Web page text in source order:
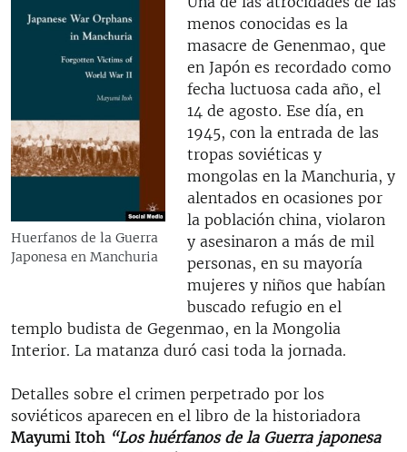
Huerfanos de la Guerra
Japonesa en Manchuria
menos conocidas es la
masacre de Genenmao, que
en Japón es recordado como
fecha luctuosa cada año, el
14 de agosto. Ese día, en
1945, con la entrada de las
tropas soviéticas y
mongolas en la Manchuria, y
alentados en ocasiones por
la población china, violaron
y asesinaron a más de mil
personas, en su mayoría
mujeres y niños que habían
buscado refugio en el
templo budista de Gegenmao, en la Mongolia
Interior. La matanza duró casi toda la jornada.
Detalles sobre el crimen perpetrado por los
soviéticos aparecen en el libro de la historiadora
Mayumi Itoh “Los huérfanos de la Guerra japonesa